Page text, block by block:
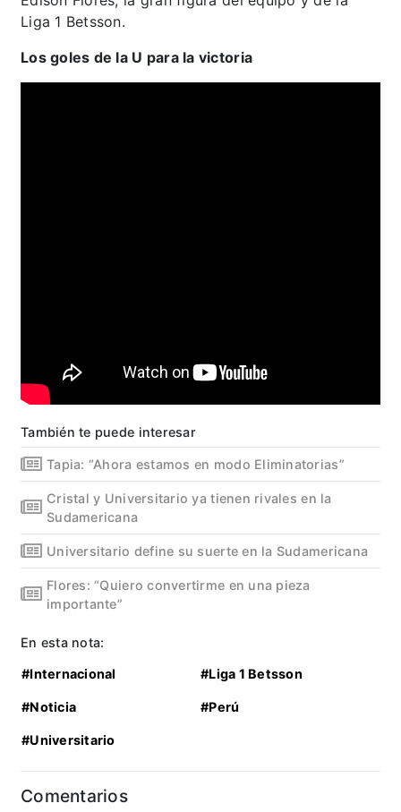
Liga 1 Betsson.
Los goles de la U para la victoria
También te puede interesar
Tapia: “Ahora estamos en modo Eliminatorias”
Cristal y Universitario ya tienen rivales en la
Sudamericana
Universitario define su suerte en la Sudamericana
Flores: “Quiero convertirme en una pieza
importante”
En esta nota:
#Internacional #Liga 1 Betsson
#Noticia #Perú
#Universitario
Comentarios